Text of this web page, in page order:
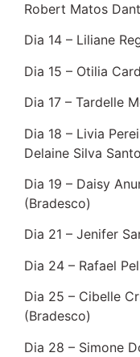
Robert Matos
Dia 14 – Liliane
Dia 15 – Otilia
Dia 17 – Tardelle
Dia 18 – Livia
Delaine Silva
Dia 19 – Daisy
(Bradesco)
Dia 21 – Jenifer
Dia 24 – Rafael
Dia 25 – Cibelle
(Bradesco)
Dia 28 – Simone